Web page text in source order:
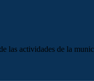
las actividades de la